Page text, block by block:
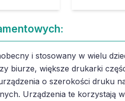
i stosowany w wielu
biurze, większe drukarki
o szerokości druku
Urządzenia te korzystają